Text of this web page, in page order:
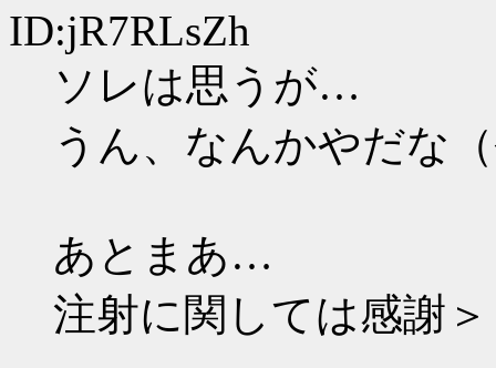
ID:jR7RLsZh
ソレは思うが…
うん、なんかやだな
あとまあ…
注射に関しては感謝